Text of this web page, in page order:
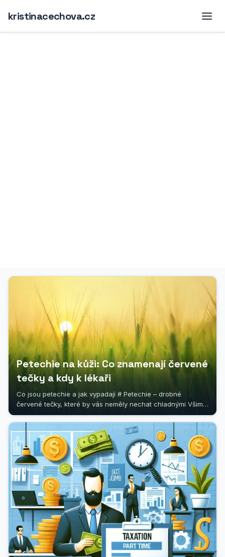
kristinacechova.cz
Petechie na kůži: Co znamenají červené
tečky a kdy k lékaři
Co jsou petechie a jak vypadají # Petechie – drobné
červené tečky, které by vás neměly nechat chladnými Všimli
jste si někdy na kůži...